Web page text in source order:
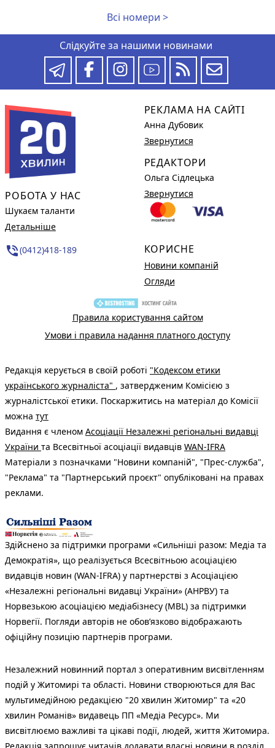
Всі номери >
Слідкуйте за нашими новинами
РОБОТА У НАС
Шукаєм таланти
Детальніше
phone_in_talk(0412)418-189
РЕКЛАМА НА САЙТІ
Анна Дубовик
Звернутися
РЕДАКТОРИ
Ольга Сідлецька
Звернутися
КОРИСНЕ
Новини компаній
Огляди
Правила користування сайтом
Умови і правила надання платного доступу
Редакція керується в своїй роботі "Кодексом етики
українського журналіста" , затвердженим Комісією з
журналістської етики. Поскаржитись на матеріал до Комісії
можна тут
Видання є членом Асоціації Незалежні регіональні видавці
України та Всесвітньої асоціації видавців WAN-IFRA
Матеріали з позначками "Новини компаній", "Прес-служба",
"Реклама" та "Партнерський проєкт" опубліковані на правах
реклами.
Здійснено за підтримки програми «Сильніші разом: Медіа та
Демократія», що реалізується Всесвітньою асоціацією
видавців новин (WAN-IFRA) у партнерстві з Асоціацією
«Незалежні регіональні видавці України» (АНРВУ) та
Норвезькою асоціацією медіабізнесу (MBL) за підтримки
Норвегії. Погляди авторів не обов’язково відображають
офіційну позицію партнерів програми.
Незалежний новинний портал з оперативним висвітленням
подій у Житомирі та області. Новини створюються для Вас
мультимедійною редакцією "20 хвилин Житомир" та «20
хвилин Романів» видавець ПП «Медіа Ресурс». Ми
висвітлюємо важливі та цікаві події, людей, життя Житомира.